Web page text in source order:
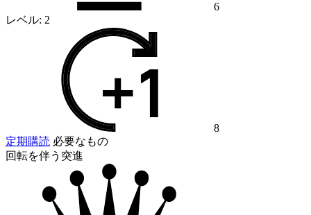
6
レベル: 2
8
定期購読 必要なもの
回転を伴う突進